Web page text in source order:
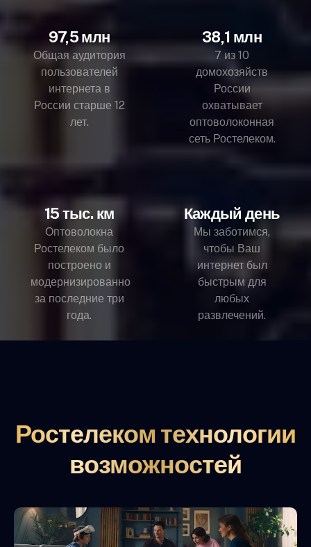
97,5 млн
Общая аудитория
пользователей
интернета в
России старше 12
лет.
38,1 млн
7 из 10
домохозяйств
России
охватывает
оптоволоконная
сеть Ростелеком.
15 тыс. км
Оптоволокна
Ростелеком было
построено и
модернизированно
за последние три
года.
Каждый день
Мы заботимся,
чтобы Ваш
интернет был
быстрым для
любых
развлечений.
Ростелеком технологии
возможностей